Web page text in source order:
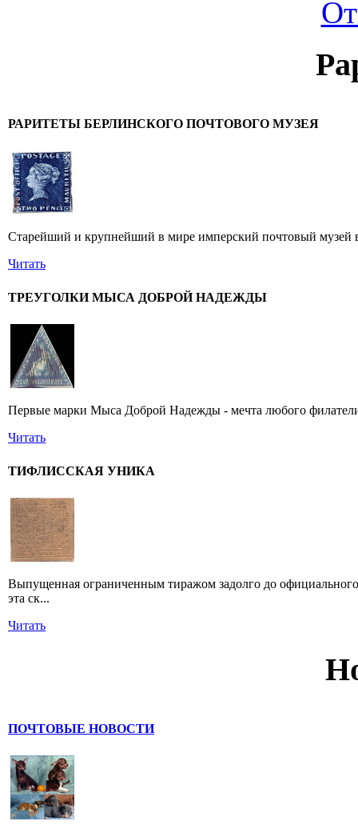
РАРИТЕТЫ БЕРЛИНСКОГО ПОЧТОВОГО МУЗЕЯ
Старейший и крупнейший в мире имперский почтовый музей
Читать
ТРЕУГОЛКИ МЫСА ДОБРОЙ НАДЕЖДЫ
Первые марки Мыса Доброй Надежды - мечта любого
Читать
ТИФЛИССКАЯ УНИКА
Выпущенная ограниченным тиражом задолго до
эта ск...
Читать
ПОЧТОВЫЕ НОВОСТИ